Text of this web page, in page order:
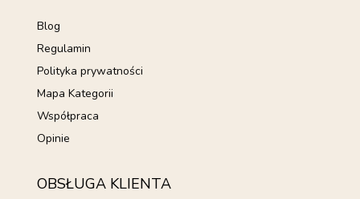
Blog
Regulamin
Polityka prywatności
Mapa Kategorii
Współpraca
Opinie
OBSŁUGA KLIENTA